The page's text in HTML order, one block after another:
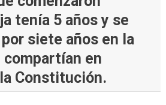
tenía 5 años y se
siete años en la
en
Constitución.